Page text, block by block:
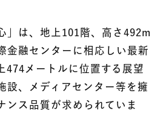
」は、地上101階、高さ492m
金融センターに相応しい最新
474メートルに位置する展望
設、メディアセンター等を擁
ンス品質が求められていま